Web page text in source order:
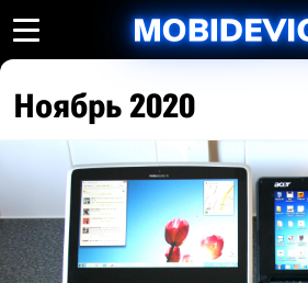
Ноябрь 2020